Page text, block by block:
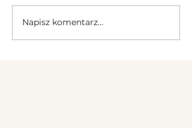
Napisz komentarz...